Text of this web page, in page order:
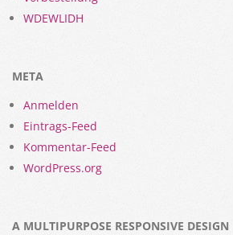
WDEWLIDH
META
Anmelden
Eintrags-Feed
Kommentar-Feed
WordPress.org
A MULTIPURPOSE RESPONSIVE DESIGN